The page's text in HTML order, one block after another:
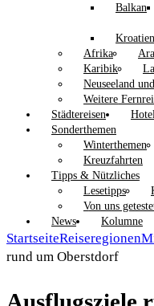
Balkan
Kroatien
Afrika
Karibik
Neuseeland
Weitere
Städtereisen
Sonderthemen
Winterthemen
Kreuzfahrten
Tipps & Nützliches
Lesetipps
Von uns
News
Kolumne
StartseiteReiseregionen
rund um Oberstdorf